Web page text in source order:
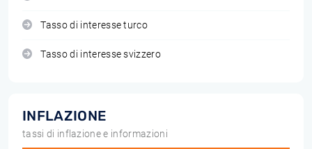
Tasso di interesse turco
Tasso di interesse svizzero
INFLAZIONE
tassi di inflazione e informazioni